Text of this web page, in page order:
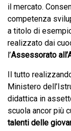
il mercato.
competenza
a titolo di
realizzato dai
l’Assessorato
Il tutto
Ministero
didattica in
scuola ancor più
talenti delle